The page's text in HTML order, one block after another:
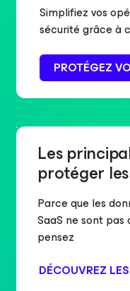
Simplifiez vos
sécurité grâce à
PROTÉGEZ
Les
protéger
Parce que les
SaaS ne sont pas
pensez
DÉCOUVREZ